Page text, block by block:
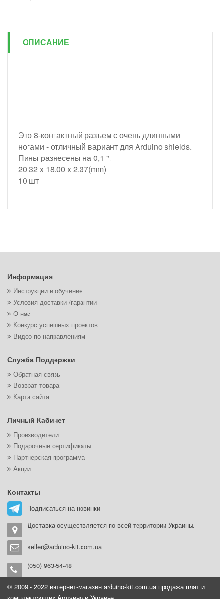
ОПИСАНИЕ
Это 8-контактный разъем с очень длинными
ногами - отличный вариант для Arduino shields.
Пины разнесены на 0,1 ".
20.32 x 18.00 x 2.37(mm)
10 шт
Информация
Инструкции и обучение
Условия доставки /гарантии
О нас
Конкурс успешных проектов
Видео по направлениям
Служба Поддержки
Обратная связь
Возврат товара
Карта сайта
Личный Кабинет
Производители
Подарочные сертификаты
Партнерская программа
Акции
Контакты
Подписаться на новинки
Доставка осуществляется по всей территории Украины.
seller@arduino-kit.com.ua
(050) 963-54-48
© 2009 - 2022 интернет-магазин arduino-kit.com.ua продажа плат и